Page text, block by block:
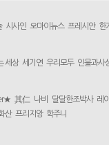
시사인 오마이뉴스 프레시안 한
세상 세기연 우리모두 인물과사
其仁 나비 달달한조박사 레
산 프리지앙 학주니